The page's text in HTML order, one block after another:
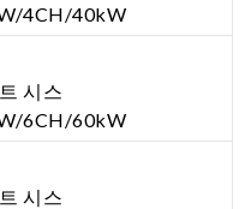
4CH/40kW
시스
6CH/60kW
시스